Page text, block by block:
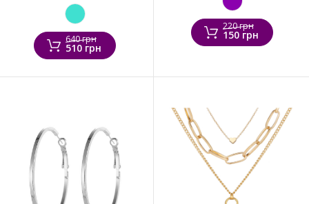
640 грн
510 грн
220 грн
150 грн